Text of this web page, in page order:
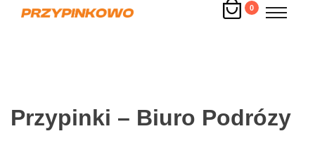
0
Przypinki – Biuro Podrózy